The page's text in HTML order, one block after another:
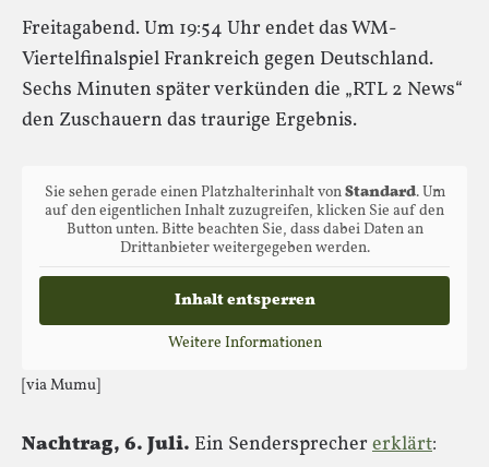
Freitagabend. Um 19:54 Uhr endet das WM-
Viertelfinalspiel Frankreich gegen Deutschland.
Sechs Minuten später verkünden die „RTL 2 News“
den Zuschauern das traurige Ergebnis.
Sie sehen gerade einen Platzhalterinhalt vonStandard. Um
auf den eigentlichen Inhalt zuzugreifen, klicken Sie auf den
Button unten. Bitte beachten Sie, dass dabei Daten an
Drittanbieter weitergegeben werden.
Inhalt entsperren
Weitere Informationen
[via Mumu]
Nachtrag, 6. Juli. Ein Sendersprecher erklärt: